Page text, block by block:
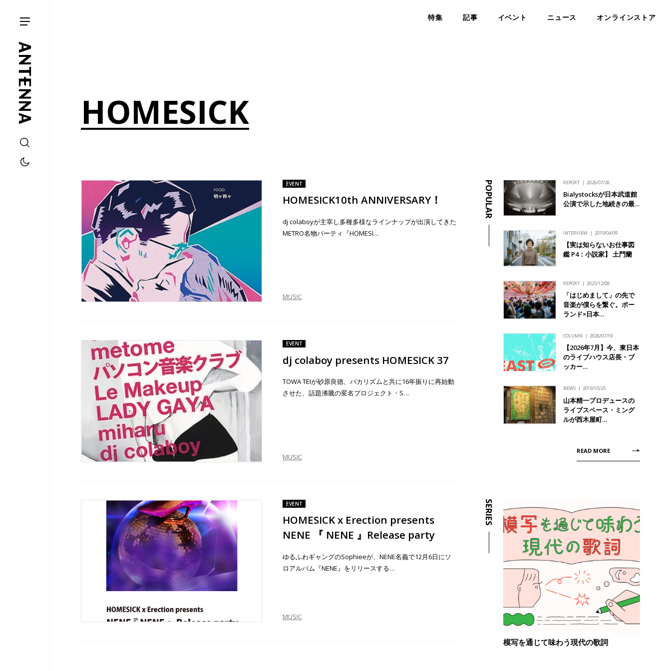
特集 記事 イベント ニュース オンラインストア
HOMESICK
EVENT
HOMESICK10th ANNIVERSARY！
dj colaboyが主宰し多種多様なラインナップが出演してきた
METRO名物パーティ『HOMESI…
MUSIC
EVENT
dj colaboy presents HOMESICK 37
TOWA TEIが砂原良徳、バカリズムと共に16年振りに再始動
させた、話題沸騰の変名プロジェクト・S…
MUSIC
EVENT
HOMESICK x Erection presents
NENE 『 NENE 』Release party
ゆるふわギャングのSophieeが、NENE名義で12月6日にソ
ロアルバム『NENE』をリリースする…
MUSIC
POPULAR REPORT 2026/07/28
Bialystocksが日本武道館
公演で示した地続きの最…
INTERVIEW 2019/04/09
【実は知らないお仕事図
鑑 P4：小説家】 土門蘭
REPORT 2025/12/08
「はじめまして」の先で
音楽が僕らを繋ぐ。ポー
ランド×日本…
COLUMN 2026/07/19
【2026年7月】今、東日本
のライブハウス店長・ブ
ッカー…
NEWS 2019/10/25
山本精一プロデュースの
ライブスペース・ミング
ルが西木屋町…
READ MORE
SERIES
模写を通じて味わう現代の歌詞